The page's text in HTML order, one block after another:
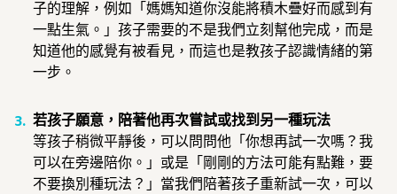
子的理解，例如「媽媽知道你沒能將積木疊好而感到有
一點生氣。」孩子需要的不是我們立刻幫他完成，而是
知道他的感覺有被看見，而這也是教孩子認識情緒的第
一步。
若孩子願意，陪著他再次嘗試或找到另一種玩法
等孩子稍微平靜後，可以問問他「你想再試一次嗎？我
可以在旁邊陪你。」或是「剛剛的方法可能有點難，要
不要換別種玩法？」當我們陪著孩子重新試一次，可以